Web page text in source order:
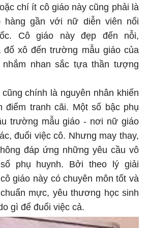
chí ít cô giáo này cũng phải là
hàng gần với nữ diễn viên nổi
Cô giáo này đẹp đến nỗi,
đổ xô đến trường mẫu giáo của
nhan sắc tựa thần tượng
chính là nguyên nhân khiến
điểm tranh cãi. Một số bậc phụ
trường mẫu giáo - nơi nữ giáo
đuổi việc cô. Nhưng may thay,
đáp ứng những yêu cầu vô
phụ huynh. Bởi theo lý giải
giáo này có chuyên môn tốt và
mực, yêu thương học sinh
gì để đuổi việc cả.